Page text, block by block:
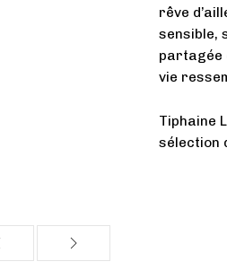
rêve
sensible,
partagée
vie
Tiphaine
sélection